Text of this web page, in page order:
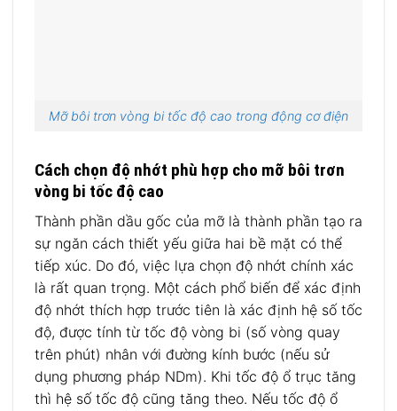
Mỡ bôi trơn vòng bi tốc độ cao trong động cơ điện
Cách chọn độ nhớt phù hợp cho mỡ bôi trơn
vòng bi tốc độ cao
Thành phần dầu gốc của mỡ là thành phần tạo ra
sự ngăn cách thiết yếu giữa hai bề mặt có thể
tiếp xúc. Do đó, việc lựa chọn độ nhớt chính xác
là rất quan trọng. Một cách phổ biến để xác định
độ nhớt thích hợp trước tiên là xác định hệ số tốc
độ, được tính từ tốc độ vòng bi (số vòng quay
trên phút) nhân với đường kính bước (nếu sử
dụng phương pháp NDm). Khi tốc độ ổ trục tăng
thì hệ số tốc độ cũng tăng theo. Nếu tốc độ ổ